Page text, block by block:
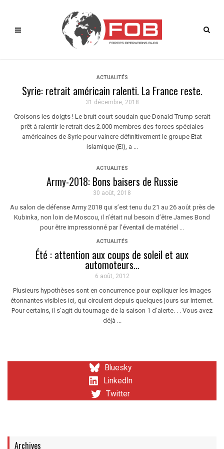
ACTUALITÉS
Syrie: retrait américain ralenti. La France reste.
31 décembre, 2018
Croisons les doigts ! Le bruit court soudain que Donald Trump serait
prêt à ralentir le retrait des 2.000 membres des forces spéciales
américaines de Syrie pour vaincre définitivement le groupe Etat
islamique (EI), a ...
ACTUALITÉS
Army-2018: Bons baisers de Russie
30 août, 2018
Au salon de défense Army 2018 qui s’est tenu du 21 au 26 août près de
Kubinka, non loin de Moscou, il n’était nul besoin d’être James Bond
pour être impressionné par l’éventail de matériel ...
ACTUALITÉS
Été : attention aux coups de soleil et aux
automoteurs…
6 août, 2012
Plusieurs hypothèses sont en concurrence pour expliquer les images
étonnantes visibles ici, qui circulent depuis quelques jours sur internet.
Pour certains, il s’agit du tournage de la saison 1 d’alerte. . . Vous avez
déjà ...
Bluesky
LinkedIn
Twitter
Archives